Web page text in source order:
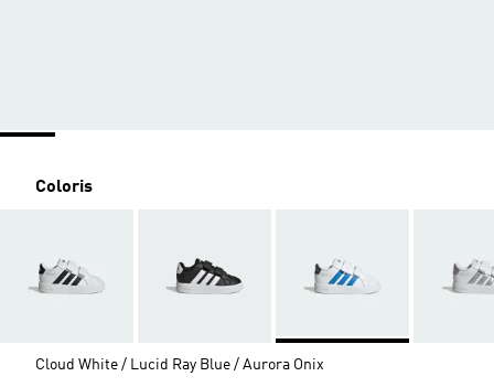
Coloris
Cloud White / Lucid Ray Blue / Aurora Onix